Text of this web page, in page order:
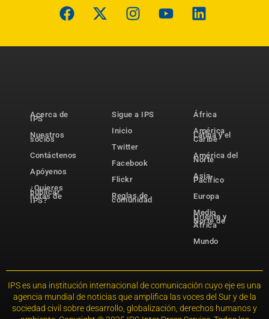
Acerca de
IPS
Nuestros
socios
Contáctenos
Apóyenos
¿Quieres
publicar
notas de
IPS?
Sigue a IPS
Inicio
Twitter
Facebook
Flickr
Reglas de
comunidad
África
América
Latina y el
Caribe
América del
Norte
Asia-
Pacífico
Europa
Medio
Oriente y
Norte de
África
Mundo
IPS es una institución internacional de comunicación cuyo eje es una
agencia mundial de noticias que amplifica las voces del Sur y de la
sociedad civil sobre desarrollo, globalización, derechos humanos y